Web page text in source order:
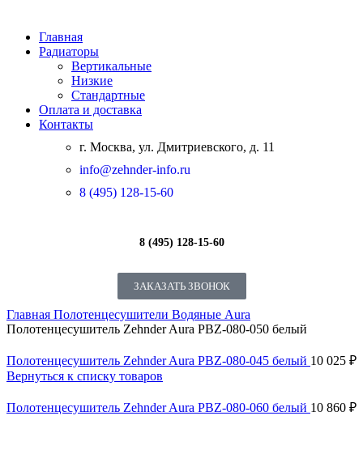
Главная
Радиаторы
Вертикальные
Низкие
Стандартные
Оплата и доставка
Контакты
г. Москва, ул. Дмитриевского, д. 11
info@zehnder-info.ru
8 (495) 128-15-60
8 (495) 128-15-60
ЗАКАЗАТЬ ЗВОНОК
Главная Полотенцесушители Водяные Aura
Полотенцесушитель Zehnder Aura PBZ-080-050 белый
Полотенцесушитель Zehnder Aura PBZ-080-045 белый 10 025 ₽
Вернуться к списку товаров
Полотенцесушитель Zehnder Aura PBZ-080-060 белый 10 860 ₽